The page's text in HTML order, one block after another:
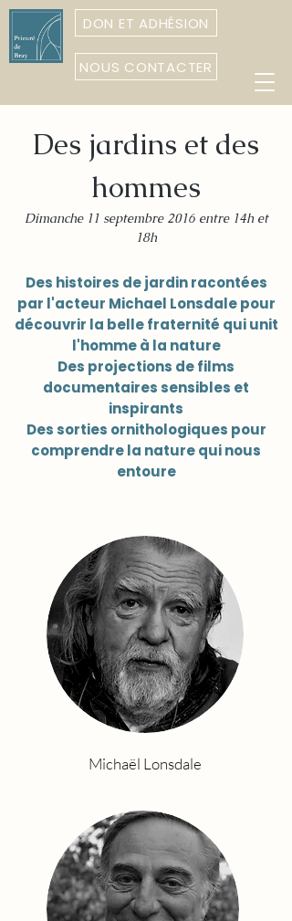
NOUS CONTACTER
DON ET ADHÉSION
Des jardins et des
hommes
Dimanche 11 septembre 2016 entre 14h et
18h
Des histoires de jardin racontées
par l'acteur Michael Lonsdale pour
découvrir la belle fraternité qui unit
l'homme à la nature
Des projections de films
documentaires sensibles et
inspirants
Des sorties ornithologiques pour
comprendre la nature qui nous
entoure
Michaël Lonsdale